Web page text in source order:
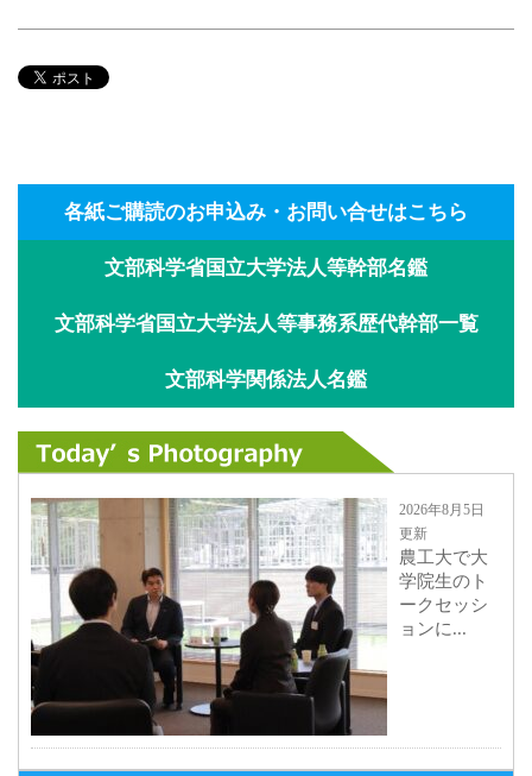
各紙ご購読のお申込み・お問い合せはこちら
文部科学省国立大学法人等幹部名鑑
文部科学省国立大学法人等事務系歴代幹部一覧
文部科学関係法人名鑑
2026年8月5日
更新
農工大で大
学院生のト
ークセッシ
ョンに...